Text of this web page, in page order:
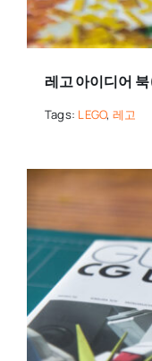
레고 아이디어
Tags: LEGO, 레고